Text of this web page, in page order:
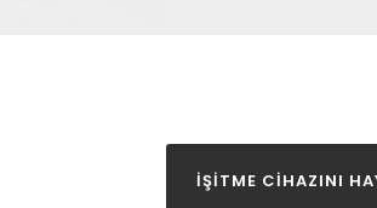
İŞİTME CİHAZINI